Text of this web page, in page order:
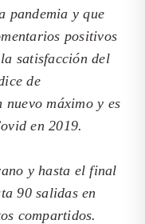
pandemia y que
positivos
satisfacción del
de
nuevo máximo y es
en 2019.
y hasta el final
90 salidas en
compartidos.